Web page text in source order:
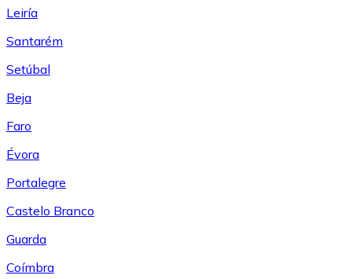
Leiría
Santarém
Setúbal
Beja
Faro
Évora
Portalegre
Castelo Branco
Guarda
Coímbra